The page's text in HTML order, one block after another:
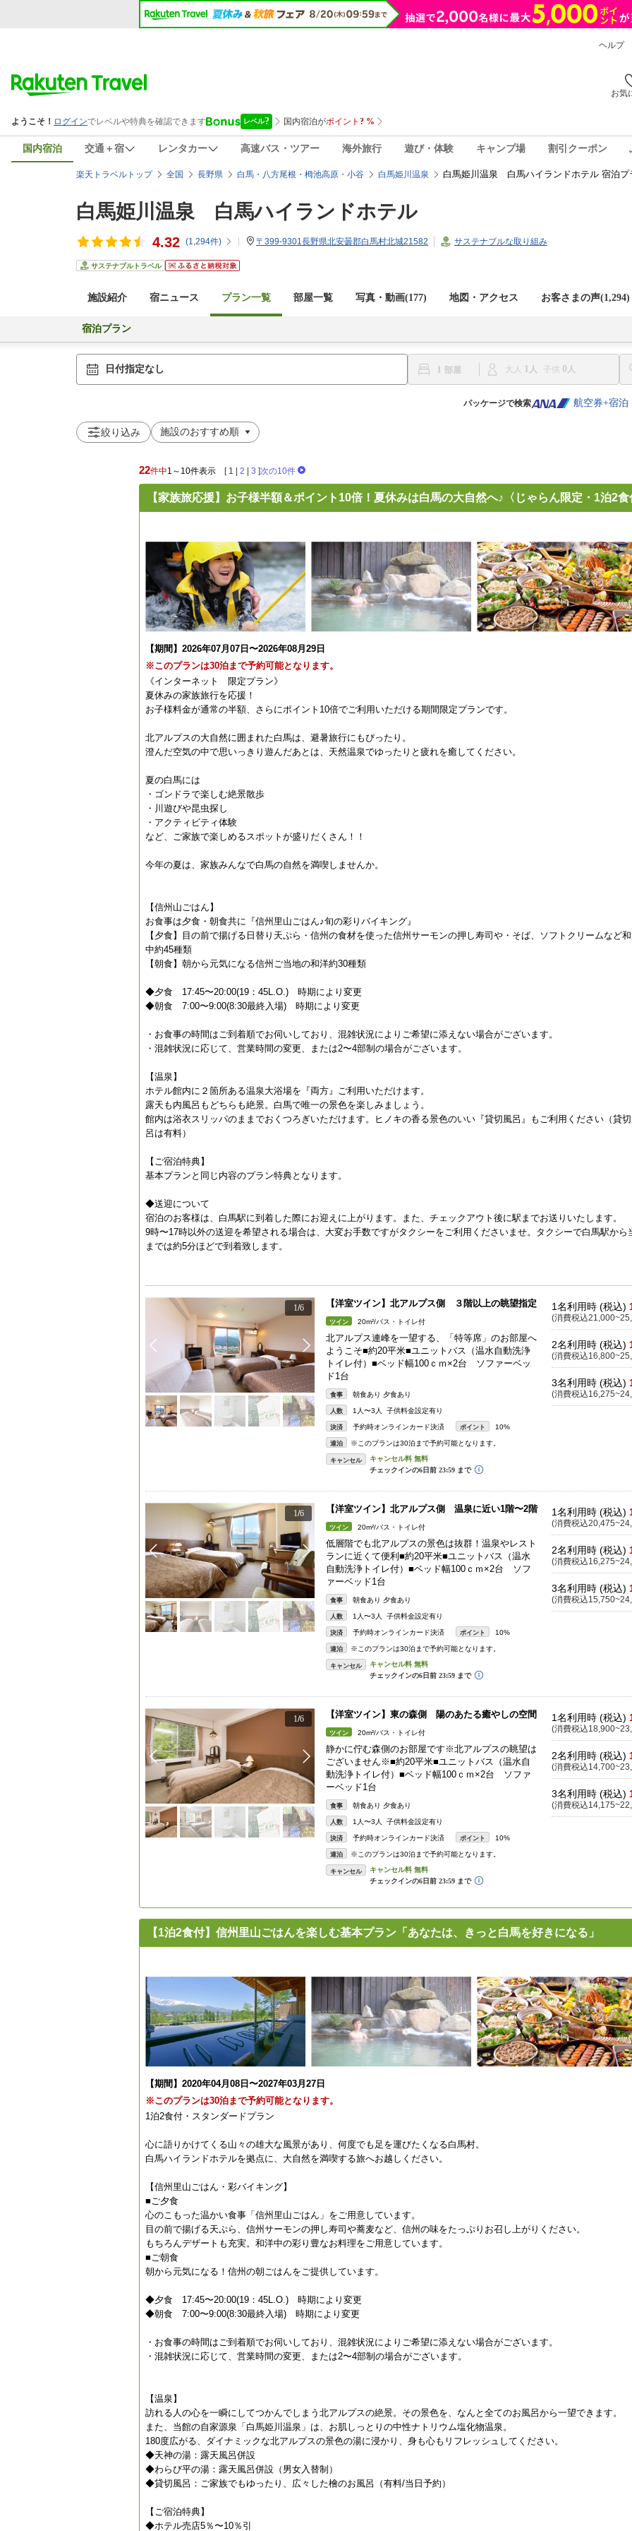
ヘルプ
お気
国内宿泊 交通＋宿 レンタカー 高速バス・ツアー 海外旅行 遊び・体験 キャンプ場 割引クーポン
楽天トラベルトップ 全国 長野県 白馬・八方尾根・栂池高原・小谷 白馬姫川温泉 白馬姫川温泉 白馬ハイランドホテル 宿泊プ
白馬姫川温泉 白馬ハイランドホテル
4.32 (1,294件) 〒399-9301長野県北安曇郡白馬村北城21582 サステナブルな取り組み
サステナブルトラベル
施設紹介 宿ニュース プラン一覧 部屋一覧 写真・動画(177) 地図・アクセス お客さまの声(1,294)
宿泊プラン
日付指定なし 1 大人 1 子供 0
パッケージで検索 航空券+宿泊
絞り込み
22件中1～10件表示 [ 1 2 3 ]次の10件
【家族旅応援】お子様半額＆ポイント10倍！夏休みは白馬の大自然へ♪〈じゃらん限定・1泊2食
【期間】2026年07月07日〜2026年08月29日
※このプランは30泊まで予約可能となります。
《インターネット 限定プラン》
夏休みの家族旅行を応援！
お子様料金が通常の半額、さらにポイント10倍でご利用いただける期間限定プランです。
北アルプスの大自然に囲まれた白馬は、避暑旅行にもぴったり。
澄んだ空気の中で思いっきり遊んだあとは、天然温泉でゆったりと疲れを癒してください。
夏の白馬には
・ゴンドラで楽しむ絶景散歩
・川遊びや昆虫探し
・アクティビティ体験
など、ご家族で楽しめるスポットが盛りだくさん！！
今年の夏は、家族みんなで白馬の自然を満喫しませんか。
【信州山ごはん】
お食事は夕食・朝食共に『信州里山ごはん♪旬の彩りバイキング』
【夕食】目の前で揚げる日替り天ぷら・信州の食材を使った信州サーモンの押し寿司や・そば、ソフトクリームなど
中約45種類
【朝食】朝から元気になる信州ご当地の和洋約30種類
◆夕食 17:45〜20:00(19：45L.O.) 時期により変更
◆朝食 7:00〜9:00(8:30最終入場) 時期により変更
・お食事の時間はご到着順でお伺いしており、混雑状況によりご希望に添えない場合がございます。
・混雑状況に応じて、営業時間の変更、または2〜4部制の場合がございます。
【温泉】
ホテル館内に２箇所ある温泉大浴場を『両方』ご利用いただけます。
露天も内風呂もどちらも絶景。白馬で唯一の景色を楽しみましょう。
館内は浴衣スリッパのままでおくつろぎいただけます。ヒノキの香る景色のいい『貸切風呂』もご利用ください（貸
呂は有料）
【ご宿泊特典】
基本プランと同じ内容のプラン特典となります。
◆送迎について
宿泊のお客様は、白馬駅に到着した際にお迎えに上がります。また、チェックアウト後に駅までお送りいたします。
9時〜17時以外の送迎を希望される場合は、大変お手数ですがタクシーをご利用くださいませ。タクシーで白馬駅から
までは約5分ほどで到着致します。
1/6 【洋室ツイン】北アルプス側 ３階以上の眺望指定
ツイン 20m²/バス・トイレ付
北アルプス連峰を一望する、「特等席」のお部屋へ
ようこそ■約20平米■ユニットバス（温水自動洗浄
トイレ付）■ベッド幅100ｃｍ×2台 ソファーベッ
ド1台
食事 朝食あり 夕食あり
人数 1人〜3人 子供料金設定有り
決済 予約時オンラインカード決済 ポイント 10%
連泊 ※このプランは30泊まで予約可能となります。
キャンセル
1名利用時 (税込)
(消費税込
2名利用時 (税込)
(消費税込
3名利用時 (税込)
(消費税込
1/6 【洋室ツイン】北アルプス側 温泉に近い1階〜2階
ツイン 20m²/バス・トイレ付
低層階でも北アルプスの景色は抜群！温泉やレスト
ランに近くて便利■約20平米■ユニットバス（温水
自動洗浄トイレ付）■ベッド幅100ｃｍ×2台 ソフ
ァーベッド1台
食事 朝食あり 夕食あり
人数 1人〜3人 子供料金設定有り
決済 予約時オンラインカード決済 ポイント 10%
連泊 ※このプランは30泊まで予約可能となります。
キャンセル
1名利用時 (税込)
(消費税込
2名利用時 (税込)
(消費税込
3名利用時 (税込)
(消費税込
1/6 【洋室ツイン】東の森側 陽のあたる癒やしの空間
ツイン 20m²/バス・トイレ付
静かに佇む森側のお部屋です※北アルプスの眺望は
ございません※■約20平米■ユニットバス（温水自
動洗浄トイレ付）■ベッド幅100ｃｍ×2台 ソファ
ーベッド1台
食事 朝食あり 夕食あり
人数 1人〜3人 子供料金設定有り
決済 予約時オンラインカード決済 ポイント 10%
連泊 ※このプランは30泊まで予約可能となります。
キャンセル
1名利用時 (税込)
(消費税込
2名利用時 (税込)
(消費税込
3名利用時 (税込)
(消費税込
【1泊2食付】信州里山ごはんを楽しむ基本プラン「あなたは、きっと白馬を好きになる」
【期間】2020年04月08日〜2027年03月27日
※このプランは30泊まで予約可能となります。
1泊2食付・スタンダードプラン
心に語りかけてくる山々の雄大な風景があり、何度でも足を運びたくなる白馬村。
白馬ハイランドホテルを拠点に、大自然を満喫する旅へお越しください。
【信州里山ごはん・彩バイキング】
■ご夕食
心のこもった温かい食事「信州里山ごはん」をご用意しています。
目の前で揚げる天ぷら、信州サーモンの押し寿司や蕎麦など、信州の味をたっぷりお召し上がりください。
もちろんデザートも充実。和洋中の彩り豊なお料理をご用意しています。
■ご朝食
朝から元気になる！信州の朝ごはんをご提供しています。
◆夕食 17:45〜20:00(19：45L.O.) 時期により変更
◆朝食 7:00〜9:00(8:30最終入場) 時期により変更
・お食事の時間はご到着順でお伺いしており、混雑状況によりご希望に添えない場合がございます。
・混雑状況に応じて、営業時間の変更、または2〜4部制の場合がございます。
【温泉】
訪れる人の心を一瞬にしてつかんでしまう北アルプスの絶景。その景色を、なんと全てのお風呂から一望できます。
また、当館の自家源泉「白馬姫川温泉」は、お肌しっとりの中性ナトリウム塩化物温泉。
180度広がる、ダイナミックな北アルプスの景色の湯に浸かり、身も心もリフレッシュしてください。
◆天神の湯：露天風呂併設
◆わらび平の湯：露天風呂併設（男女入替制）
◆貸切風呂：ご家族でもゆったり、広々した檜のお風呂（有料/当日予約）
【ご宿泊特典】
◆ホテル売店5％〜10％引